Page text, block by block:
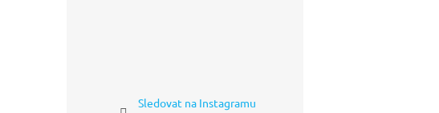
Sledovat na Instagramu